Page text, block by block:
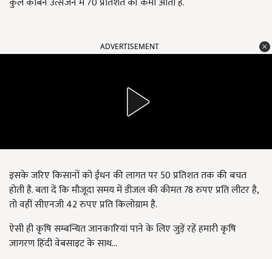
ADVERTISEMENT
इसके जरिए किसानों को ईंधन की लागत पर 50 प्रतिशत तक की बचत
होती है. बता दें कि मौजूदा समय में डीजल की कीमत 78 रुपए प्रति लीटर है,
तो वहीं सीएनजी 42 रुपए प्रति किलोग्राम है.
ऐसी ही कृषि सम्बन्धित जानकारियां पाने के लिए जुड़ें रहें हमारी कृषि
जागरण हिंदी वेबसाइट के साथ...